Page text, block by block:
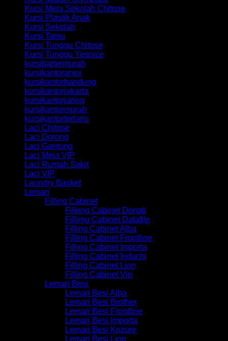
Kursi Meja Sekolah Chitose
Kursi Plastik Anak
Kursi Sekolah
Kursi Tamu
Kursi Tunggu Chitose
Kursi Tunggu Yesnice
kursibartermurah
kursikantoranex
kursikantorbandung
kursikantorjakarta
kursikantorjaring
kursikantormurah
kursikantorterlaris
Laci Chitose
Laci Dorong
Laci Gantung
Laci Meja VIP
Laci Rumah Sakit
Laci VIP
Laundry Basket
Lemari
Filling Cabinet
Filking Cabinet Donati
Fillimg Cabinet Datafile
Filling Cabinet Alba
Filling Cabinet Frontline
Filling Cabinet Importa
Filling Cabinet Indachi
Filling Cabinet Lion
Filling Cabinet Vip
Lemari Besi
Lemari Besi Alba
Lemari Besi Brother
Lemari Besi Frontline
Lemari Besi Importa
Lemari Besi Kozure
Lemari Besi Lion